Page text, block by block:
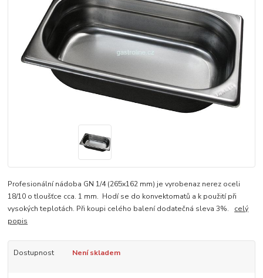
Profesionální nádoba GN 1/4 (265x162 mm) je vyrobenaz nerez oceli
18/10 o tloušťce cca. 1 mm. Hodí se do konvektomatů a k použití při
vysokých teplotách. Při koupi celého balení dodatečná sleva 3%. celý
popis
Dostupnost Není skladem